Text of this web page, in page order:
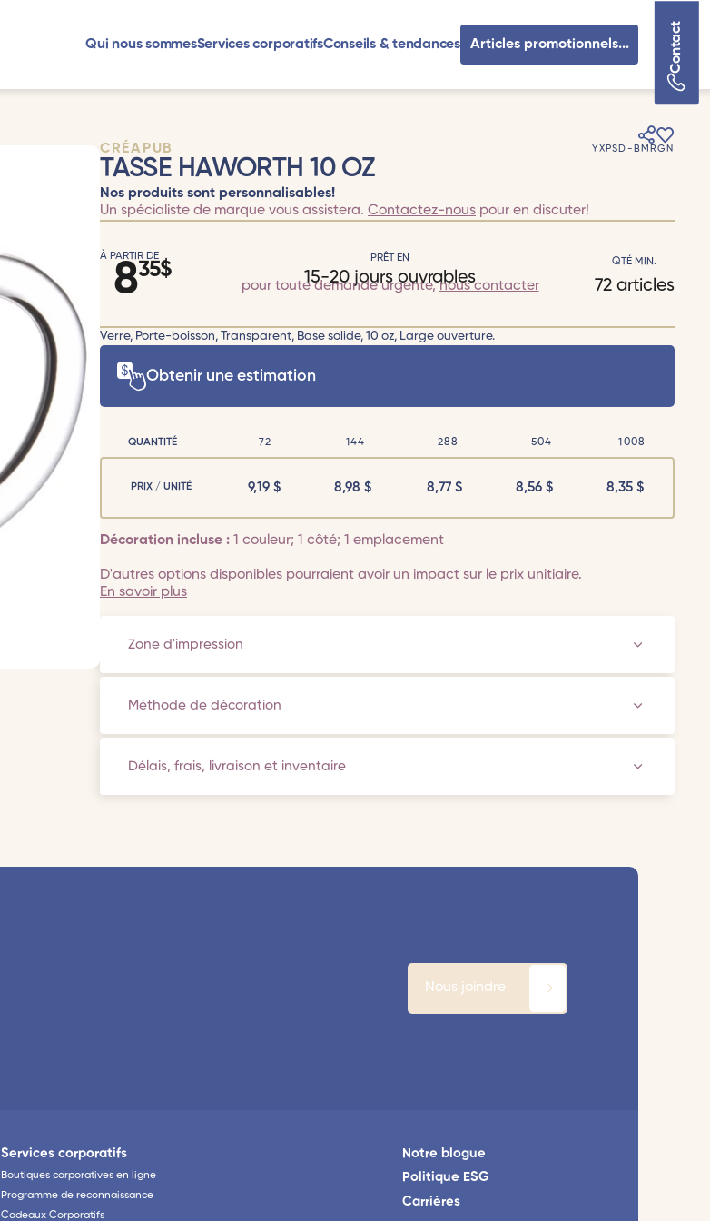
Qui nous sommesServices corporatifsConseils & tendances Contact
Articles promotionnels...
CRÉAPUB YXPSD-BMRGN
TASSE HAWORTH 10 OZ
Nos produits sont personnalisables!
Un spécialiste de marque vous assistera. Contactez-nous pour en discuter!
À PARTIR DE
835$
PRÊT EN
15-20 jours ouvrables
pour toute demande urgente,nous contacter
QTÉ MIN.
72 articles
Verre, Porte-boisson, Transparent, Base solide, 10 oz, Large ouverture.
Obtenir une estimation
QUANTITÉ 72 144 288 504 1008
PRIX / UNITÉ 9,19 $ 8,98 $ 8,77 $ 8,56 $ 8,35 $
Décoration incluse : 1 couleur; 1 côté; 1 emplacement
D'autres options disponibles pourraient avoir un impact sur le prix unitiaire.
En savoir plus
Zone d'impression
Méthode de décoration
Délais, frais, livraison et inventaire
Nous joindre
Services corporatifs
Boutiques corporatives en ligne
Programme de reconnaissance
Cadeaux Corporatifs
Notre blogue
Politique ESG
Carrières